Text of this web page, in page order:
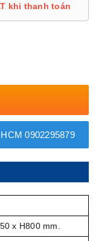
khi thanh toán
0902295879
x H800 mm.